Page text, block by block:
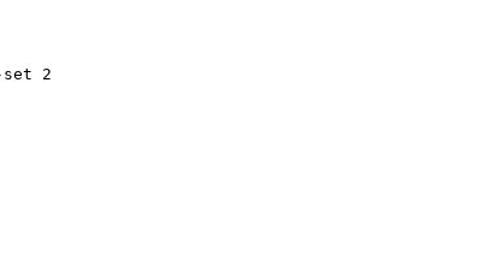
set 2